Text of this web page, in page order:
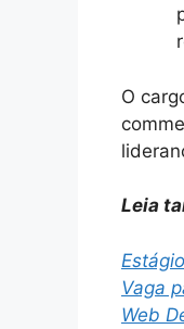
O
Leia
Vaga
Web